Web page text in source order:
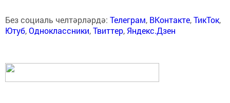
Без социаль челтәрләрдә: Телеграм, ВКонтакте,ТикТок,
Ютуб,Одноклассники,Твиттер, Яндекс.Дзен